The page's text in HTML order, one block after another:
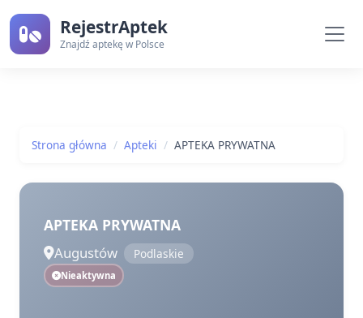
RejestrAptek
Znajdź aptekę w Polsce
Strona główna Apteki APTEKA PRYWATNA
APTEKA PRYWATNA
Augustów Podlaskie
Nieaktywna